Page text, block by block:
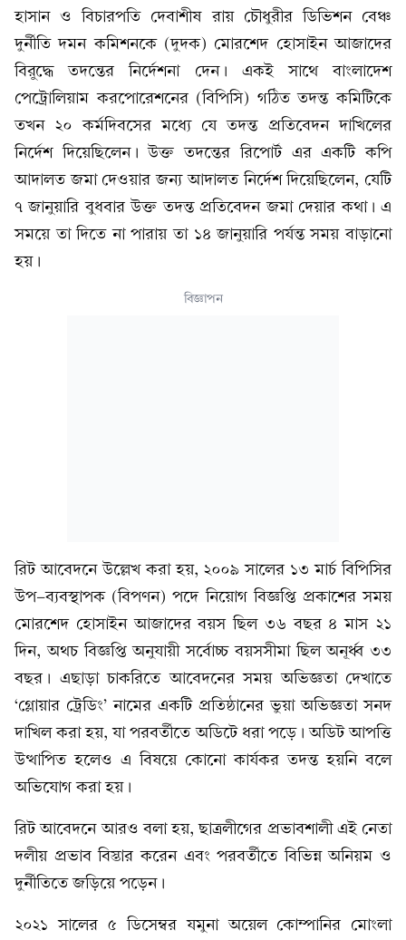
হাসান ও বিচারপতি দেবাশীষ রায় চৌধুরীর ডিভিশন বেঞ্চ
দুর্নীতি দমন কমিশনকে (দুদক) মোরশেদ হোসাইন আজাদের
বিরুদ্ধে তদন্তের নির্দেশনা দেন। একই সাথে বাংলাদেশ
পেট্রোলিয়াম করপোরেশনের (বিপিসি) গঠিত তদন্ত কমিটিকে
তখন ২০ কর্মদিবসের মধ্যে যে তদন্ত প্রতিবেদন দাখিলের
নির্দেশ দিয়েছিলেন। উক্ত তদন্তের রিপোর্ট এর একটি কপি
আদালত জমা দেওয়ার জন্য আদালত নির্দেশ দিয়েছিলেন, যেটি
৭ জানুয়ারি বুধবার উক্ত তদন্ত প্রতিবেদন জমা দেয়ার কথা। এ
সময়ে তা দিতে না পারায় তা ১৪ জানুয়ারি পর্যন্ত সময় বাড়ানো
হয়।
বিজ্ঞাপন
রিট আবেদনে উল্লেখ করা হয়, ২০০৯ সালের ১৩ মার্চ বিপিসির
উপ-ব্যবস্থাপক (বিপণন) পদে নিয়োগ বিজ্ঞপ্তি প্রকাশের সময়
মোরশেদ হোসাইন আজাদের বয়স ছিল ৩৬ বছর ৪ মাস ২১
দিন, অথচ বিজ্ঞপ্তি অনুযায়ী সর্বোচ্চ বয়সসীমা ছিল অনূর্ধ্ব ৩৩
বছর। এছাড়া চাকরিতে আবেদনের সময় অভিজ্ঞতা দেখাতে
‘গ্লোয়ার ট্রেডিং’ নামের একটি প্রতিষ্ঠানের ভুয়া অভিজ্ঞতা সনদ
দাখিল করা হয়, যা পরবর্তীতে অডিটে ধরা পড়ে। অডিট আপত্তি
উত্থাপিত হলেও এ বিষয়ে কোনো কার্যকর তদন্ত হয়নি বলে
অভিযোগ করা হয়।
রিট আবেদনে আরও বলা হয়, ছাত্রলীগের প্রভাবশালী এই নেতা
দলীয় প্রভাব বিস্তার করেন এবং পরবর্তীতে বিভিন্ন অনিয়ম ও
দুর্নীতিতে জড়িয়ে পড়েন।
২০২১ সালের ৫ ডিসেম্বর যমুনা অয়েল কোম্পানির মোংলা